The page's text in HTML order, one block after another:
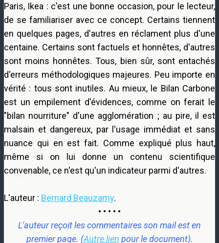
Paris, Ikea : c'est une bonne occasion, pour le lecteur,
de se familiariser avec ce concept. Certains tiennent
en quelques pages, d'autres en réclament plus d'une
centaine. Certains sont factuels et honnêtes, d'autres
sont moins honnêtes. Tous, bien sûr, sont entachés
d'erreurs méthodologiques majeures. Peu importe en
vérité : tous sont inutiles. Au mieux, le Bilan Carbone
est un empilement d'évidences, comme on ferait le
"bilan nourriture" d'une agglomération ; au pire, il est
malsain et dangereux, par l'usage immédiat et sans
nuance qui en est fait. Comme expliqué plus haut,
même si on lui donne un contenu scientifique
convenable, ce n'est qu'un indicateur parmi d'autres.
L'auteur : Bernard Beauzamy.
• • • • •
L'auteur reçoit les commentaires son mail est en
premier page. (Autre lien pour le document).